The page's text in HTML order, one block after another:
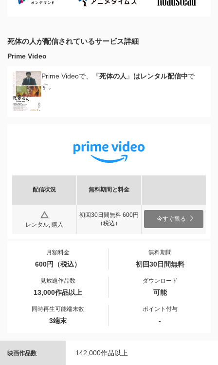
死体の人が配信されているサービス詳細
Prime Video
Prime Videoで、『死体の人 』 はレンタル配信中で
す。
配信状況 無料期間と料金
レンタル, 購入
初回30日間無料 600円
（税込）
今すぐ観る
月額料金
600円（税込）
無料期間
初回30日間無料
見放題作品数
13,000作品以上
ダウンロード
可能
同時再生可能端末数
3端末
ポイント付与
-
映画作品数 142,000作品以上